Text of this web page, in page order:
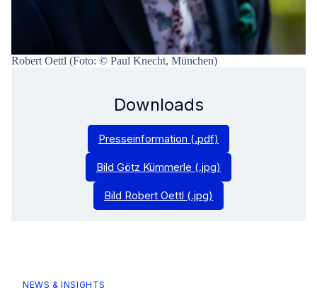
Robert Oettl (Foto: © Paul Knecht, München)
Downloads
Presseinformation (.pdf)
Bild Götz Kümmerle (.jpg)
Bild Robert Oettl (.jpg)
NEWS & INSIGHTS